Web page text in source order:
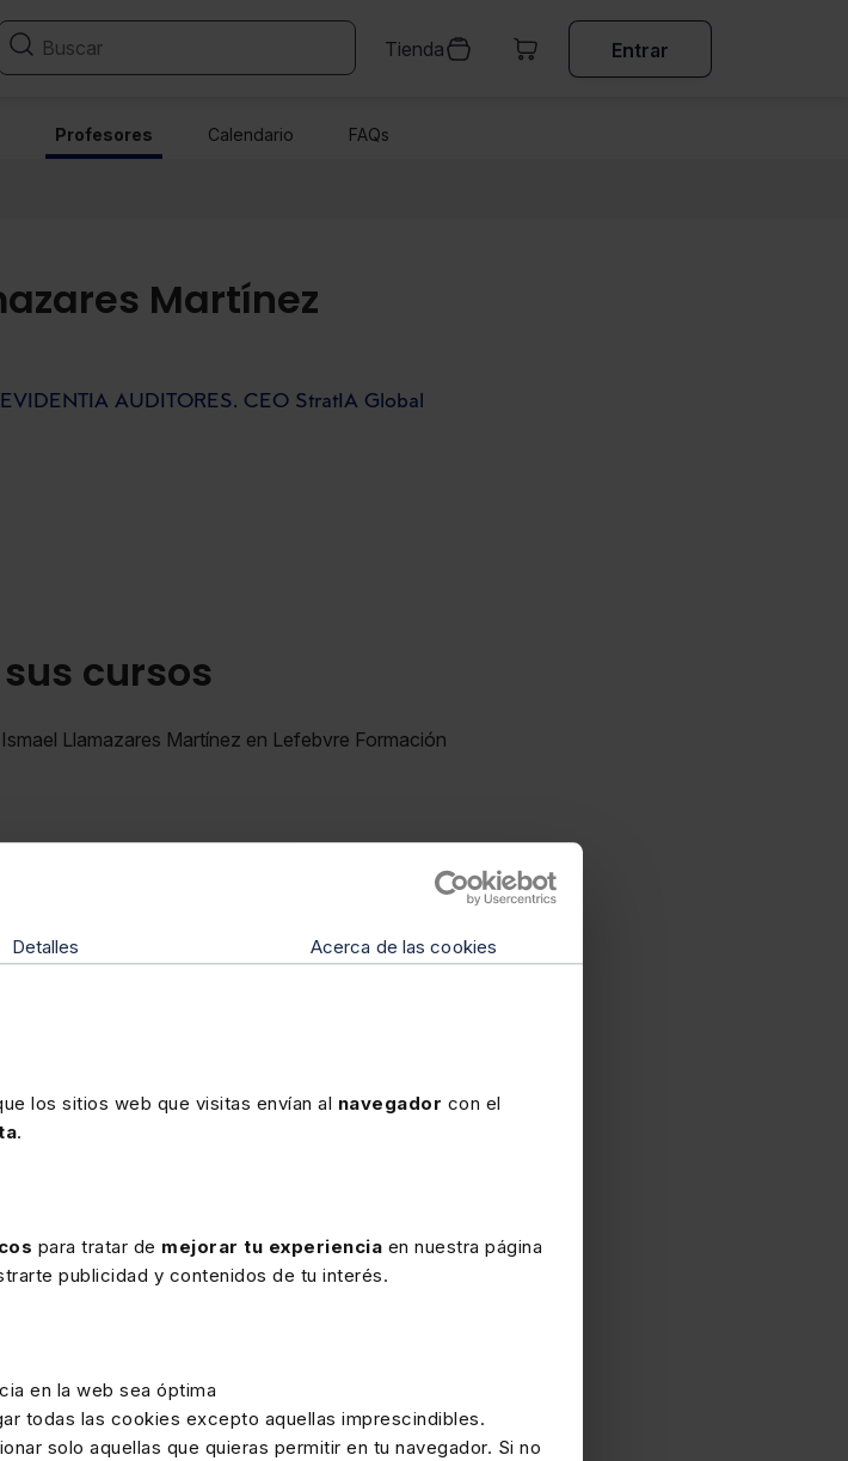
Detalles Acerca de las cookies
los sitios web que visitas envían al navegador con el
.
para tratar de mejorar tu experiencia en nuestra página
publicidad y contenidos de tu interés.
en la web sea óptima
todas las cookies excepto aquellas imprescindibles.
solo aquellas que quieras permitir en tu navegador. Si no
Tienda Entrar
Profesores Calendario FAQs
Martínez
AUDITORES. CEO StratIA Global
cursos
Llamazares Martínez en Lefebvre Formación